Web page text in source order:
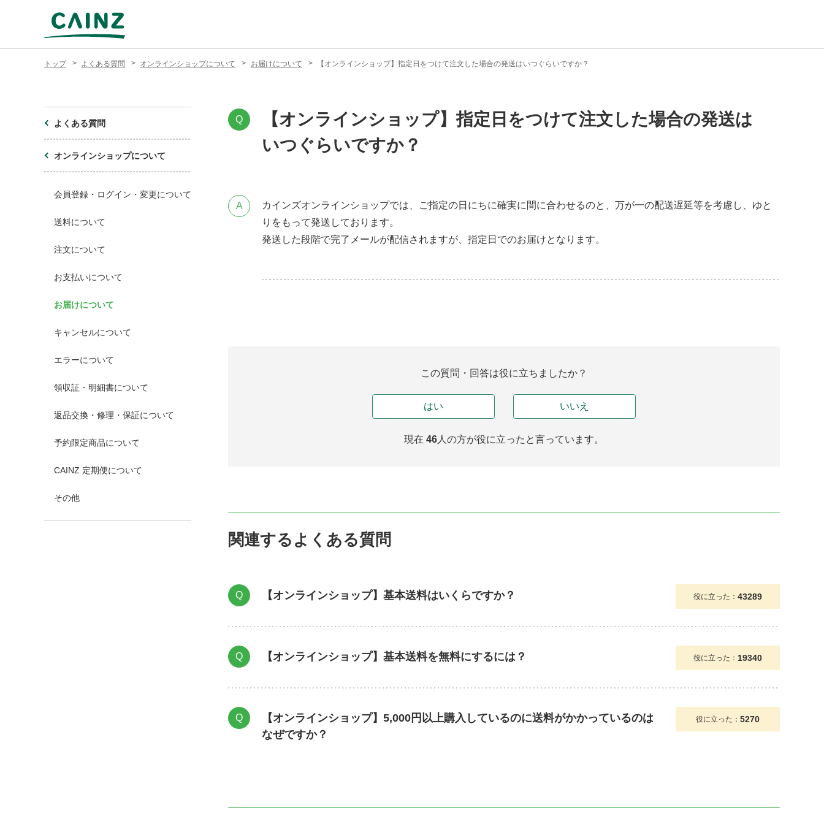
トップ よくある質問 オンラインショップについて お届けについて 【オンラインショップ】指定日をつけて注文した場合の発送はいつぐらいですか？
Q
【オンラインショップ】指定日をつけて注文した場合の発送は
いつぐらいですか？
A
カインズオンラインショップでは、ご指定の日にちに確実に間に合わせるのと、万が一の配送遅延等を考慮し、ゆと
りをもって発送しております。
発送した段階で完了メールが配信されますが、指定日でのお届けとなります。
この質問・回答は役に立ちましたか？
はい いいえ
現在 46 人の方が役に立ったと言っています。
関連するよくある質問
Q 【オンラインショップ】基本送料はいくらですか？ 役に立った： 43289
Q 【オンラインショップ】基本送料を無料にするには？ 役に立った： 19340
Q
【オンラインショップ】5,000円以上購入しているのに送料がかかっているのは
なぜですか？
役に立った： 5270
よくある質問
オンラインショップについて
会員登録・ログイン・変更について
送料について
注文について
お支払いについて
お届けについて
キャンセルについて
エラーについて
領収証・明細書について
返品交換・修理・保証について
予約限定商品について
CAINZ 定期便について
その他